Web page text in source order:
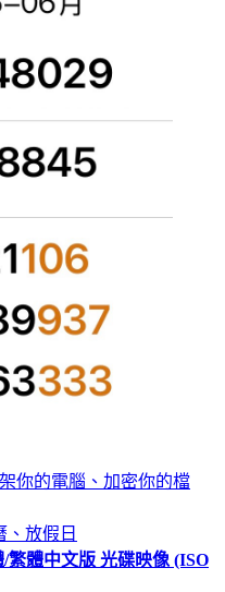
你的電腦、加密你的檔
、放假日
繁體中文版 光碟映像 (ISO